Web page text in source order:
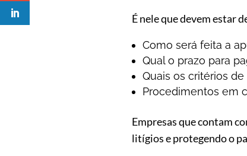
É nele que devem estar
Como será feita a
Qual o prazo para
Quais os critérios
Procedimentos em
Empresas que contam
litígios e protegendo o